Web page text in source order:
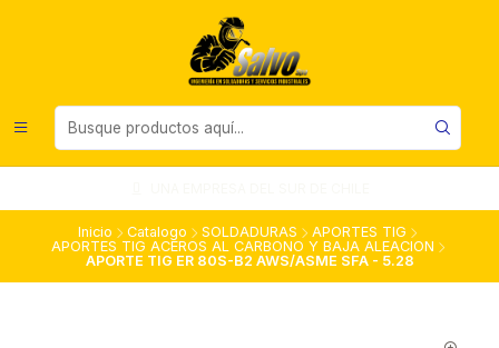
Inicio Catalogo SOLDADURAS
APORTES TIG
APORTES TIG ACEROS AL CARBONO Y BAJA ALEACION
APORTE TIG ER 80S-B2 AWS/ASME SFA - 5.28